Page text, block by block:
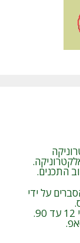
על ידי